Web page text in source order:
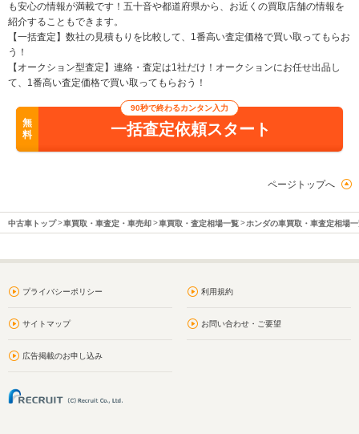
も安心の情報が満載です！五十音や都道府県から、お近くの買取店舗の情報を
紹介することもできます。
【一括査定】数社の見積もりを比較して、1番高い査定価格で買い取ってもらお
う！
【オークション型査定】連絡・査定は1社だけ！オークションにお任せ出品し
て、1番高い査定価格で買い取ってもらおう！
無
料
90秒で終わるカンタン入力
一括査定依頼スタート
ページトップへ
中古車トップ 車買取・車査定・車売却 車買取・査定相場一覧 ホンダの車買取・車査定相場
プライバシーポリシー 利用規約
サイトマップ お問い合わせ・ご要望
広告掲載のお申し込み